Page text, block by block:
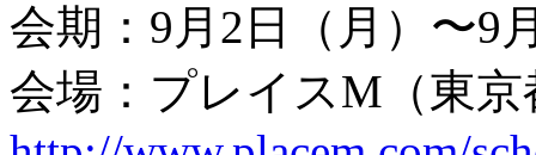
会期：9月2日（月）〜9
会場：プレイスM（東京